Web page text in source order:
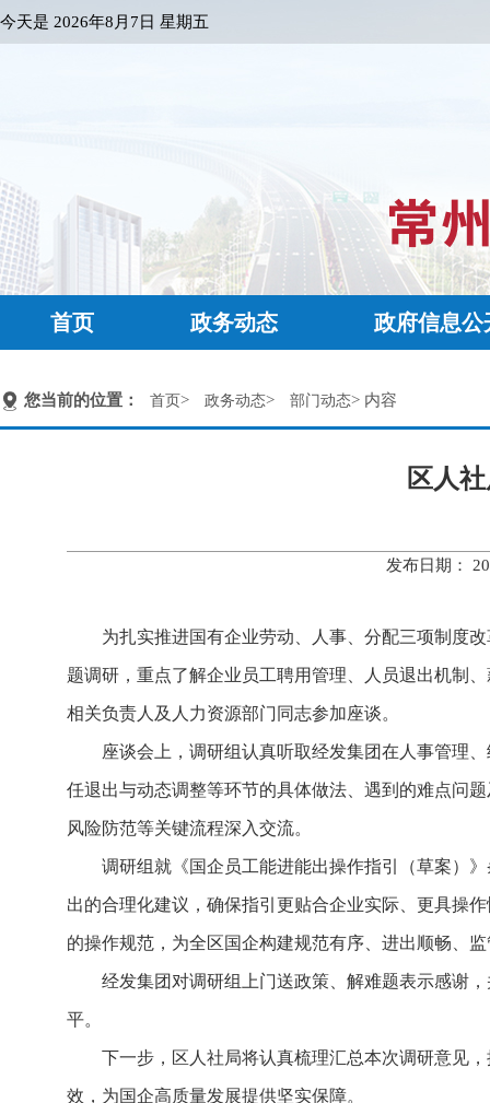
今天是 2026年8月7日 星期五
首页 政务动态 政府信息公
您当前的位置： 首页> 政务动态> 部门动态> 内容
区人
发布日期：
为扎实推进国有企业劳动、人事、分配三项制度
题调研，重点了解企业员工聘用管理、人员退出机制
相关负责人及人力资源部门同志参加座谈。
座谈会上，调研组认真听取经发集团在人事管理
任退出与动态调整等环节的具体做法、遇到的难点问
风险防范等关键流程深入交流。
调研组就《国企员工能进能出操作指引（草案）
出的合理化建议，确保指引更贴合企业实际、更具操
的操作规范，为全区国企构建规范有序、进出顺畅、
经发集团对调研组上门送政策、解难题表示感谢
平。
下一步，区人社局将认真梳理汇总本次调研意见
效，为国企高质量发展提供坚实保障。